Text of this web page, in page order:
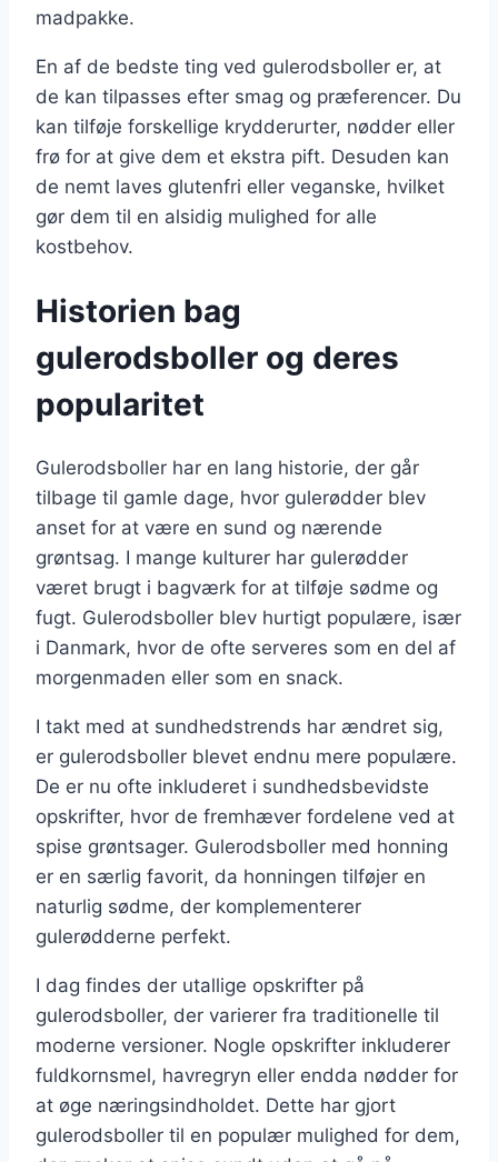
madpakke.
En af de bedste ting ved gulerodsboller er, at
de kan tilpasses efter smag og præferencer. Du
kan tilføje forskellige krydderurter, nødder eller
frø for at give dem et ekstra pift. Desuden kan
de nemt laves glutenfri eller veganske, hvilket
gør dem til en alsidig mulighed for alle
kostbehov.
Historien bag
gulerodsboller og deres
popularitet
Gulerodsboller har en lang historie, der går
tilbage til gamle dage, hvor gulerødder blev
anset for at være en sund og nærende
grøntsag. I mange kulturer har gulerødder
været brugt i bagværk for at tilføje sødme og
fugt. Gulerodsboller blev hurtigt populære, især
i Danmark, hvor de ofte serveres som en del af
morgenmaden eller som en snack.
I takt med at sundhedstrends har ændret sig,
er gulerodsboller blevet endnu mere populære.
De er nu ofte inkluderet i sundhedsbevidste
opskrifter, hvor de fremhæver fordelene ved at
spise grøntsager. Gulerodsboller med honning
er en særlig favorit, da honningen tilføjer en
naturlig sødme, der komplementerer
gulerødderne perfekt.
I dag findes der utallige opskrifter på
gulerodsboller, der varierer fra traditionelle til
moderne versioner. Nogle opskrifter inkluderer
fuldkornsmel, havregryn eller endda nødder for
at øge næringsindholdet. Dette har gjort
gulerodsboller til en populær mulighed for dem,